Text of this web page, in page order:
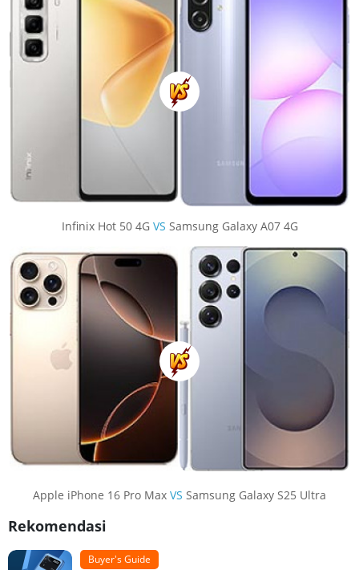
Infinix Hot 50 4G VS Samsung Galaxy A07 4G
Apple iPhone 16 Pro Max VS Samsung Galaxy S25 Ultra
Rekomendasi
Buyer's Guide